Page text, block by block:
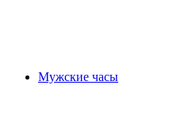
Мужские часы